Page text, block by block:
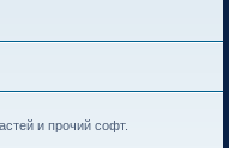
и прочий софт.